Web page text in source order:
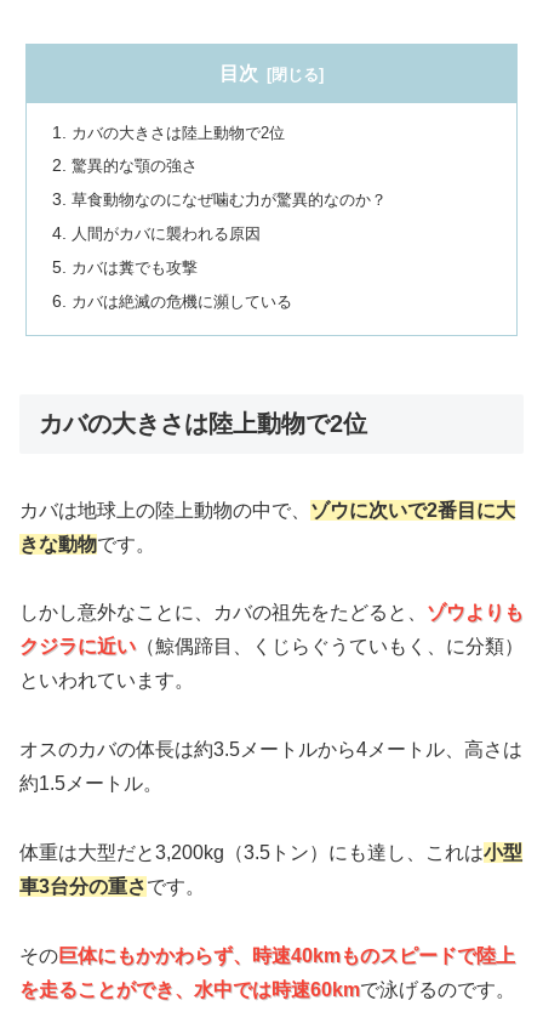
目次
カバの大きさは陸上動物で2位
驚異的な顎の強さ
草食動物なのになぜ噛む力が驚異的なのか？
人間がカバに襲われる原因
カバは糞でも攻撃
カバは絶滅の危機に瀕している
カバの大きさは陸上動物で2位
カバは地球上の陸上動物の中で、 ゾウに次いで2番目に大
きな動物です。
しかし意外なことに、カバの祖先をたどると、 ゾウよりも
クジラに近い（鯨偶蹄目、くじらぐうていもく、に分類）
といわれています。
オスのカバの体長は約3.5メートルから4メートル、高さは
約1.5メートル。
体重は大型だと3,200kg（3.5トン）にも達し、これは小型
車3台分の重さです。
その巨体にもかかわらず、時速40kmものスピードで陸上
を走ることができ、水中では時速60kmで泳げるのです。